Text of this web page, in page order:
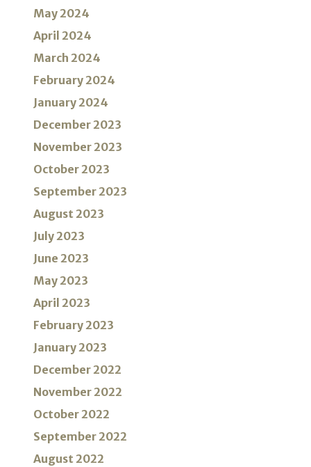
May 2024
April 2024
March 2024
February 2024
January 2024
December 2023
November 2023
October 2023
September 2023
August 2023
July 2023
June 2023
May 2023
April 2023
February 2023
January 2023
December 2022
November 2022
October 2022
September 2022
August 2022